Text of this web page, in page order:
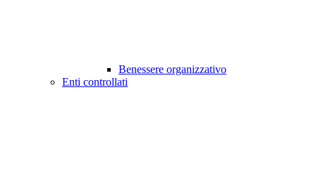
Benessere organizzativo
Enti controllati